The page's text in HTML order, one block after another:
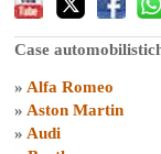
Case
» Alfa Romeo
» Aston Martin
» Audi